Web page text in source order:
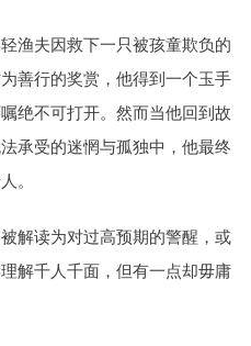
渔夫因救下一只被孩童欺负的
善行的奖赏，他得到一个玉手
绝不可打开。然而当他回到故
承受的迷惘与孤独中，他最终
。
解读为对过高预期的警醒，或
解千人千面，但有一点却毋庸